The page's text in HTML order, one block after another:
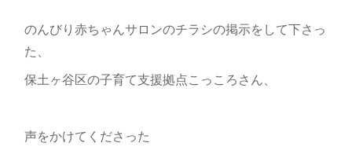
のんびり赤ちゃんサロンのチラシの掲示をして下さっ
た、
保土ヶ谷区の子育て支援拠点こっころさん、
声をかけてくださった